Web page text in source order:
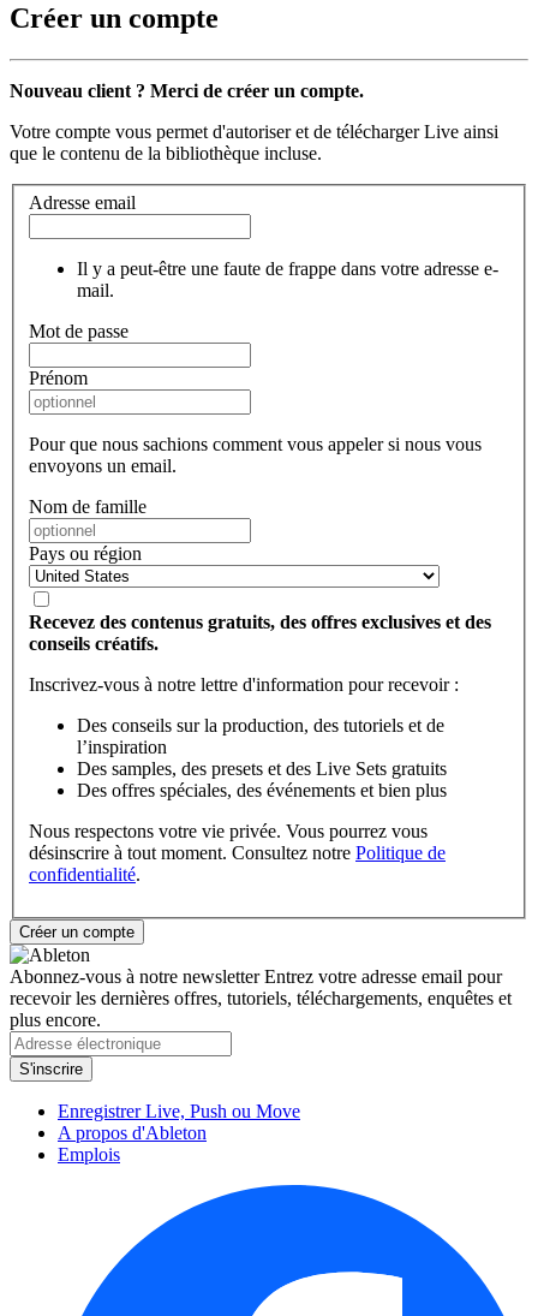
Créer un compte
Nouveau client ? Merci de créer un compte.
Votre compte vous permet d'autoriser et de télécharger Live ainsi
que le contenu de la bibliothèque incluse.
Adresse email
Il y a peut-être une faute de frappe dans votre adresse e-
mail.
Mot de passe
Prénom
Pour que nous sachions comment vous appeler si nous vous
envoyons un email.
Nom de famille
Pays ou région
Recevez des contenus gratuits, des offres exclusives et des
conseils créatifs.
Inscrivez-vous à notre lettre d'information pour recevoir :
Des conseils sur la production, des tutoriels et de
l’inspiration
Des samples, des presets et des Live Sets gratuits
Des offres spéciales, des événements et bien plus
Nous respectons votre vie privée. Vous pourrez vous
désinscrire à tout moment. Consultez notre Politique de
confidentialité.
Abonnez-vous à notre newsletterEntrez votre adresse email pour
recevoir les dernières offres, tutoriels, téléchargements, enquêtes et
plus encore.
Enregistrer Live, Push ou Move
A propos d'Ableton
Emplois